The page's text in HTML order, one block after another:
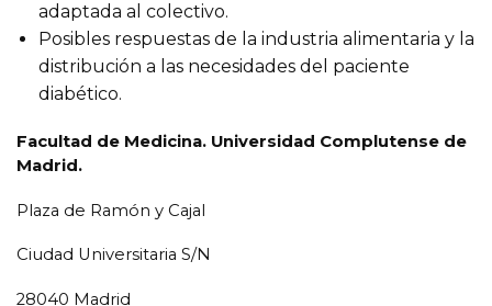
adaptada al colectivo.
Posibles respuestas de la industria alimentaria y la
distribución a las necesidades del paciente
diabético.
Facultad de Medicina. Universidad Complutense de
Madrid.
Plaza de Ramón y Cajal
Ciudad Universitaria S/N
28040 Madrid